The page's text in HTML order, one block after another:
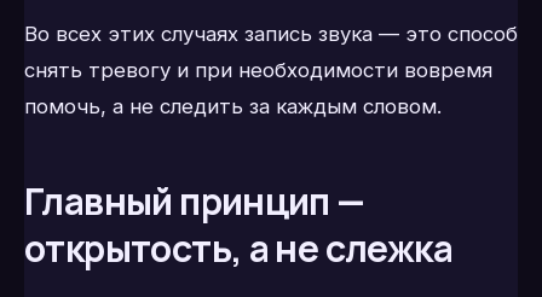
Во всех этих случаях запись звука — это способ
снять тревогу и при необходимости вовремя
помочь, а не следить за каждым словом.
Главный принцип —
открытость, а не слежка